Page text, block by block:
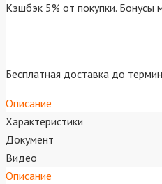
Кэшбэк 5% от покупки.
Бесплатная доставка до
Описание
Характеристики
Документ
Видео
Описание